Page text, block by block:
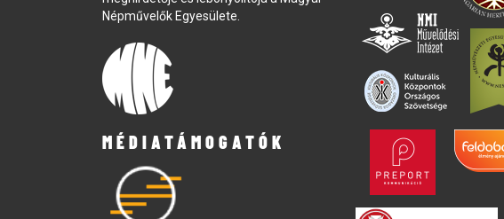
Népművelők Egyesülete.
MÉDIATÁMOGATÓK